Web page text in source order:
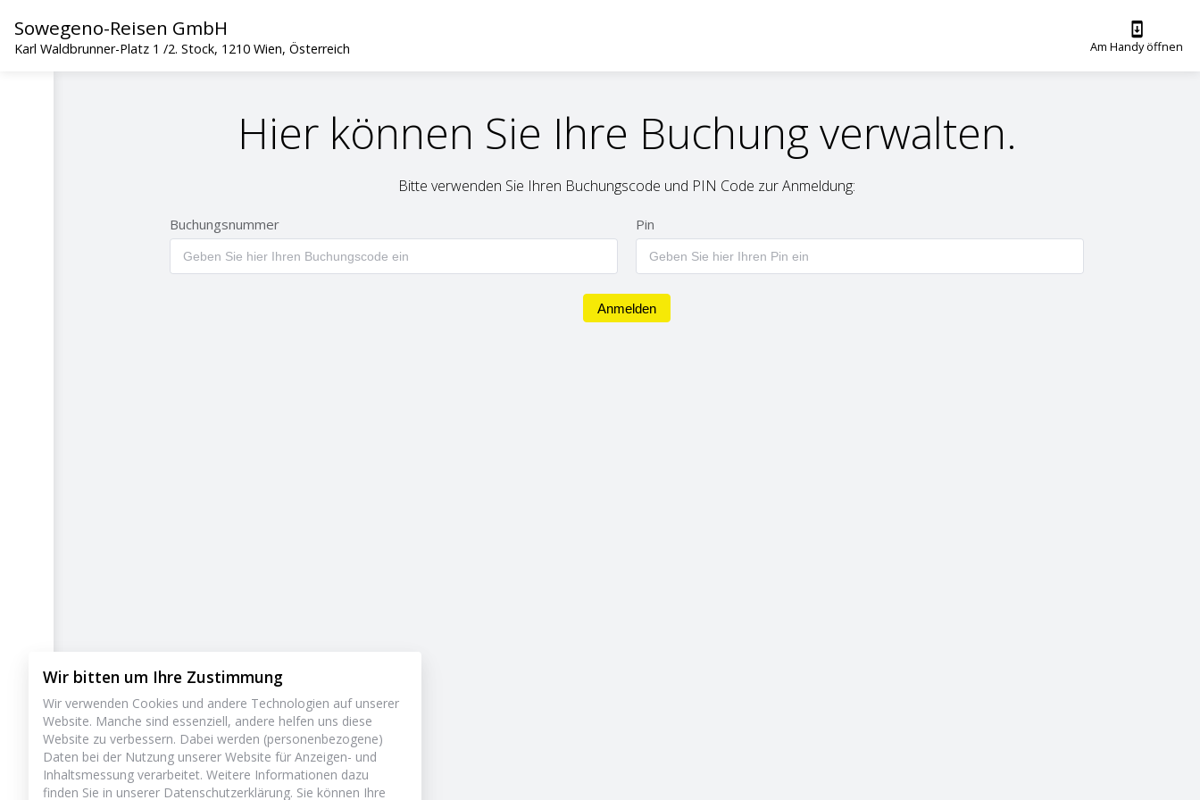
Sowegeno-Reisen GmbH
Karl Waldbrunner-Platz 1 /2. Stock, 1210 Wien, Österreich Am Handy öffnen
Hier können Sie Ihre Buchung verwalten.
Bitte verwenden Sie Ihren Buchungscode und PIN Code zur Anmeldung:
Buchungsnummer Pin
Anmelden
Wir bitten um Ihre Zustimmung
Wir verwenden Cookies und andere Technologien auf unserer
Website. Manche sind essenziell, andere helfen uns diese
Website zu verbessern. Dabei werden (personenbezogene)
Daten bei der Nutzung unserer Website für Anzeigen- und
Inhaltsmessung verarbeitet. Weitere Informationen dazu
finden Sie in unserer Datenschutzerklärung. Sie können Ihre